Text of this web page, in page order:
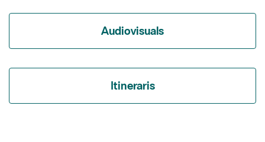
Audiovisuals
Itineraris